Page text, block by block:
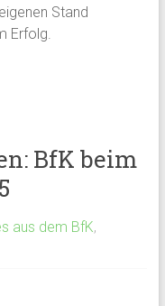
Stand
Erfolg.
BfK beim
aus dem BfK,